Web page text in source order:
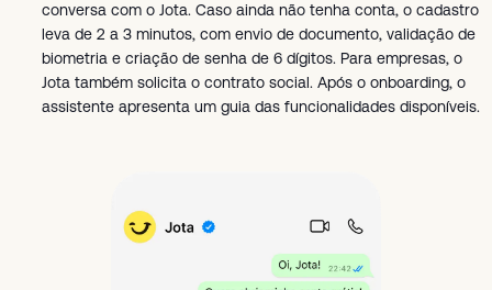
conversa com o Jota. Caso ainda não tenha conta, o cadastro
leva de 2 a 3 minutos, com envio de documento, validação de
biometria e criação de senha de 6 dígitos. Para empresas, o
Jota também solicita o contrato social. Após o onboarding, o
assistente apresenta um guia das funcionalidades disponíveis.